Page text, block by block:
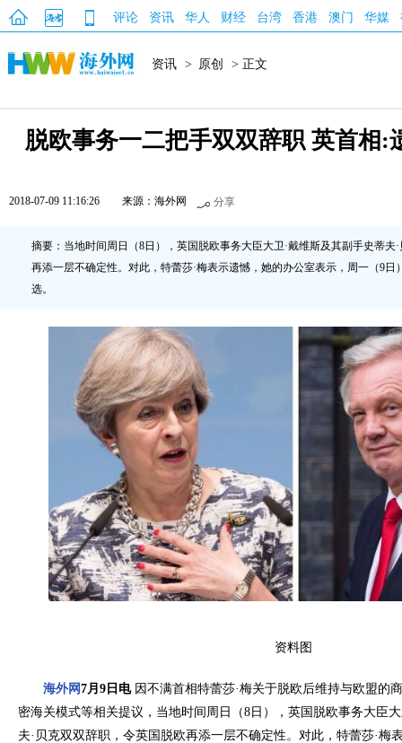
评论 资讯 华人 财经 台湾 香港 澳门 华媒
资讯 > 原创 > 正文
脱欧事务一二把手双双辞职 英首相:
2018-07-09 11:16:26 来源：海外网 分享
摘要：当地时间周日（8日），英国脱欧事务大臣大卫·戴维斯及其副手史蒂夫
再添一层不确定性。对此，特蕾莎·梅表示遗憾，她的办公室表示，周一（9日
选。
资料图
海外网7月9日电因不满首相特蕾莎·梅关于脱欧后维持与欧盟的
密海关模式等相关提议，当地时间周日（8日），英国脱欧事务大臣
夫·贝克双双辞职，令英国脱欧再添一层不确定性。对此，特蕾莎·梅